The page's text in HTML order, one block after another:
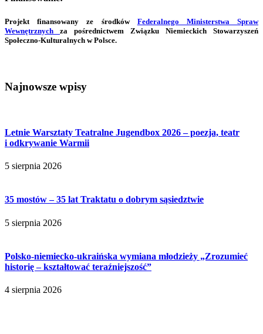
Projekt finansowany ze środków Federalnego Ministerstwa Spraw
Wewnętrznych za pośrednictwem Związku Niemieckich Stowarzyszeń
Społeczno-Kulturalnych w Polsce.
Najnowsze wpisy
Letnie Warsztaty Teatralne Jugendbox 2026 – poezja, teatr
i odkrywanie Warmii
5 sierpnia 2026
35 mostów – 35 lat Traktatu o dobrym sąsiedztwie
5 sierpnia 2026
Polsko-niemiecko-ukraińska wymiana młodzieży „Zrozumieć
historię – kształtować teraźniejszość”
4 sierpnia 2026